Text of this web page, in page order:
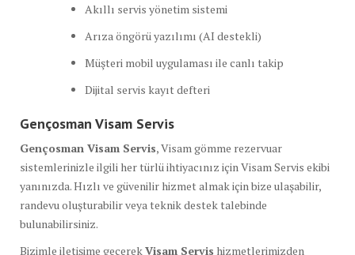
Akıllı servis yönetim sistemi
Arıza öngörü yazılımı (AI destekli)
Müşteri mobil uygulaması ile canlı takip
Dijital servis kayıt defteri
Gençosman Visam Servis
Gençosman Visam Servis, Visam gömme rezervuar
sistemlerinizle ilgili her türlü ihtiyacınız için Visam Servis ekibi
yanınızda. Hızlı ve güvenilir hizmet almak için bize ulaşabilir,
randevu oluşturabilir veya teknik destek talebinde
bulunabilirsiniz.
Bizimle iletişime geçerekVisam Servis hizmetlerimizden